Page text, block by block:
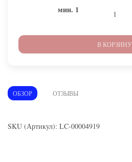
мин. 1
В КОРЗИНУ
ОБЗОР ОТЗЫВЫ
SKU (Артикул): LC-00004919